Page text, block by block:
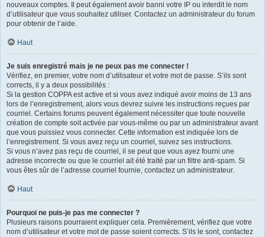
nouveaux comptes. Il peut également avoir banni votre IP ou interdit le nom
d’utilisateur que vous souhaitez utiliser. Contactez un administrateur du forum
pour obtenir de l’aide.
Haut
Je suis enregistré mais je ne peux pas me connecter !
Vérifiez, en premier, votre nom d’utilisateur et votre mot de passe. S’ils sont
corrects, il y a deux possibilités :
Si la gestion COPPA est active et si vous avez indiqué avoir moins de 13 ans
lors de l’enregistrement, alors vous devrez suivre les instructions reçues par
courriel. Certains forums peuvent également nécessiter que toute nouvelle
création de compte soit activée par vous-même ou par un administrateur avant
que vous puissiez vous connecter. Cette information est indiquée lors de
l’enregistrement. Si vous avez reçu un courriel, suivez ses instructions.
Si vous n’avez pas reçu de courriel, il se peut que vous ayez fourni une
adresse incorrecte ou que le courriel ait été traité par un filtre anti-spam. Si
vous êtes sûr de l’adresse courriel fournie, contactez un administrateur.
Haut
Pourquoi ne puis-je pas me connecter ?
Plusieurs raisons pourraient expliquer cela. Premièrement, vérifiez que votre
nom d’utilisateur et votre mot de passe soient corrects. S’ils le sont, contactez